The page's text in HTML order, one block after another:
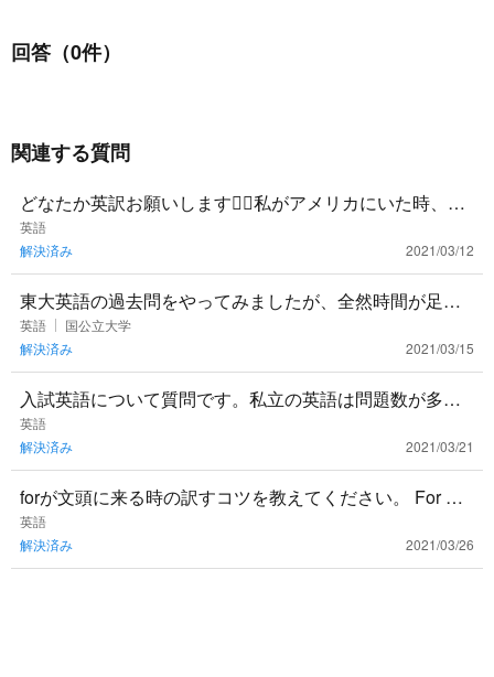
回答（0件）
関連する質問
どなたか英訳お願いします🙇‍♂️私がアメリカにいた時、学
生が高齢の方の手をとって、交通量の多い通りを渡るの
を助けてあげて
英語
解決済み
2021/03/12
東大英語の過去問をやってみましたが、全然時間が足り
ません… 解く順番のセオリーとかあれば、その理由と一
緒に教えてほしいで
英語
国公立大学
解決済み
2021/03/15
入試英語について質問です。私立の英語は問題数が多く
解ききれないことがままあるのですが、どういう対策が
有効でしょうか？
英語
解決済み
2021/03/21
forが文頭に来る時の訳すコツを教えてください。 For Ma
ry's sister, it's difficult t
英語
解決済み
2021/03/26